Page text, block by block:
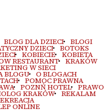
BLOG DLA DZIECI BLOGI
DZIECI BOTOKS
KOBIECIE KOBIETA
RESTAURANT KRAKÓW
W SIECI
BLOGU O BLOGACH
POMOC PRAWNA
POZNŃ HOTEL PRAWO
KRAKÓW REKALAM
ONLINE